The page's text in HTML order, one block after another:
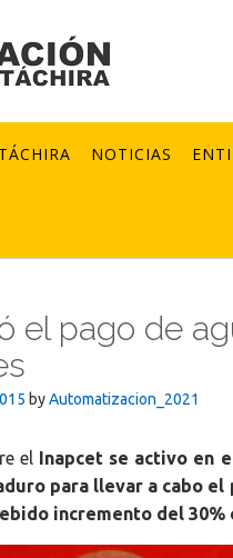
TÁCHIRA NOTICIAS
el pago de
byAutomatizacion_2021
el Inapcet se activo en
para llevar a cabo
incremento del